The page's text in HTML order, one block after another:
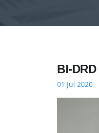
BI-
01 Jul 2020